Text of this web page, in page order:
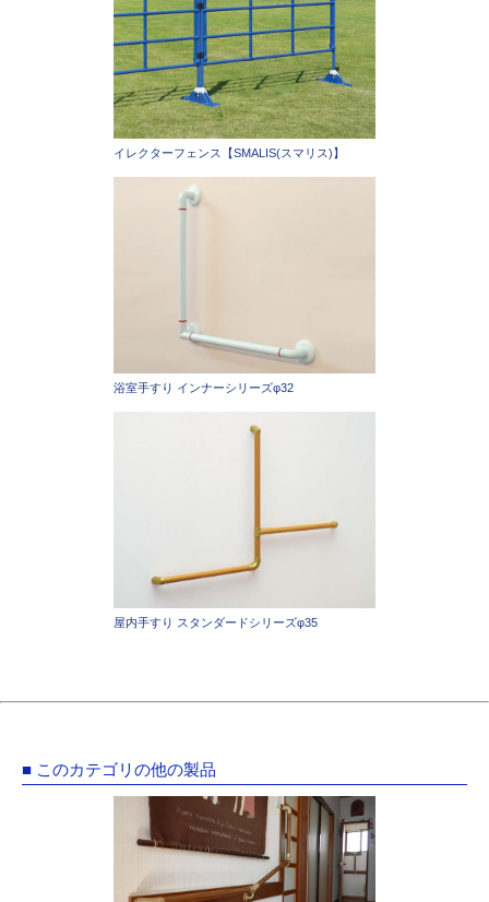
イレクターフェンス【SMALIS(スマリス)】
浴室手すり インナーシリーズφ32
屋内手すり スタンダードシリーズφ35
■ このカテゴリの他の製品